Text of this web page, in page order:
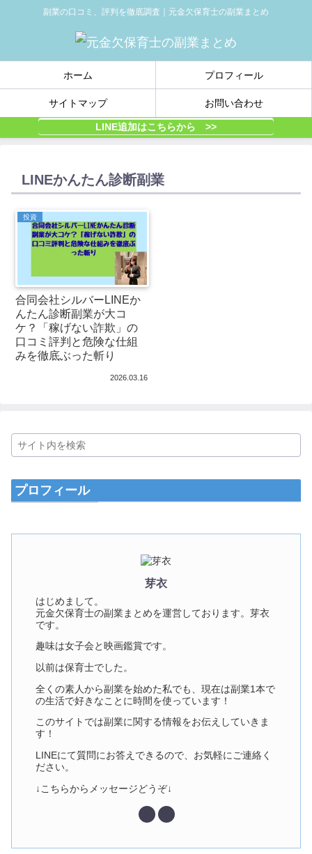
副業の口コミ、評判を徹底調査｜元金欠保育士の副業まとめ
ホーム プロフィール
サイトマップ お問い合わせ
LINE追加はこちらから >>
LINEかんたん診断副業
投資
合同会社シルバーLINEか
んたん診断副業が大コ
ケ？「稼げない詐欺」の
口コミ評判と危険な仕組
みを徹底ぶった斬り
2026.03.16
プロフィール
芽衣
はじめまして。
元金欠保育士の副業まとめを運営しております。芽衣
です。
趣味は女子会と映画鑑賞です。
以前は保育士でした。
全くの素人から副業を始めた私でも、現在は副業1本で
の生活で好きなことに時間を使っています！
このサイトでは副業に関する情報をお伝えしていきま
す！
LINEにて質問にお答えできるので、お気軽にご連絡く
ださい。
↓こちらからメッセージどうぞ↓